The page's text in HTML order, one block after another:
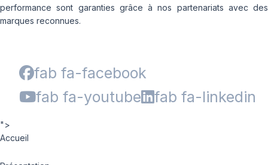
performance sont garanties grâce à nos partenariats avec des
marques reconnues.
fab fa-facebook
fab fa-youtube
fab fa-linkedin
">
Accueil